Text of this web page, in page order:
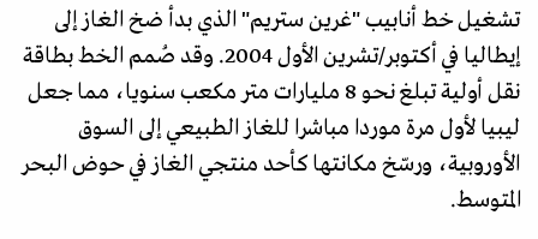
تشغيل خط أنابيب "غرين ستريم" الذي بدأ ضخ الغاز إلى
إيطاليا في أكتوبر/تشرين الأول 2004. وقد صُمم الخط بطاقة
نقل أولية تبلغ نحو 8 مليارات متر مكعب سنويا، مما جعل
ليبيا لأول مرة موردا مباشرا للغاز الطبيعي إلى السوق
الأوروبية، ورسّخ مكانتها كأحد منتجي الغاز في حوض البحر
المتوسط.